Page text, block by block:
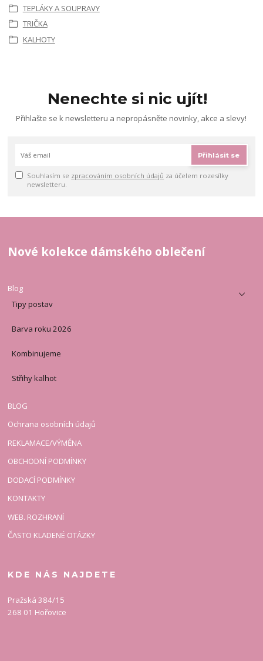
TEPLÁKY A SOUPRAVY
TRIČKA
KALHOTY
Nenechte si nic ujít!
Přihlašte se k newsletteru a nepropásněte novinky, akce a slevy!
Přihlásit se
Souhlasím se zpracováním osobních údajů za účelem rozesílky
newsletteru.
Nové kolekce dámského oblečení
Blog
Tipy postav
Barva roku 2026
Kombinujeme
Střihy kalhot
BLOG
Ochrana osobních údajů
REKLAMACE/VÝMĚNA
OBCHODNÍ PODMÍNKY
DODACÍ PODMÍNKY
KONTAKTY
WEB. ROZHRANÍ
ČASTO KLADENÉ OTÁZKY
KDE NÁS NAJDETE
Pražská 384/15
268 01 Hořovice